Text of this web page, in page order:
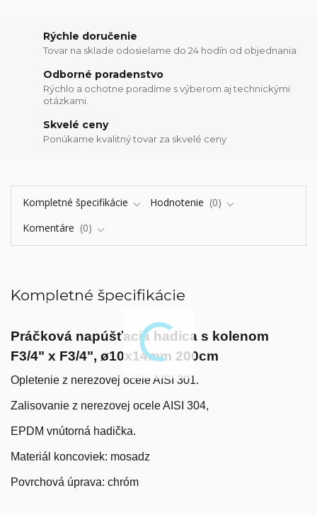
Rýchle doručenie
Tovar na sklade odosielame do 24 hodín od objednania.
Odborné poradenstvo
Rýchlo a ochotne poradíme s výberom aj technickými
otázkami.
Skvelé ceny
Ponúkame kvalitný tovar za skvelé ceny
Kompletné špecifikácie Hodnotenie
0
Komentáre
0
Kompletné špecifikácie
Práčková napúšťacia hadica s kolenom
F3/4" x F3/4", ø10x14mm 200cm
Opletenie z nerezovej ocele AISI 301.
Zalisovanie z nerezovej ocele AISI 304,
EPDM vnútorná hadička.
Materiál koncoviek: mosadz
Povrchová úprava: chróm